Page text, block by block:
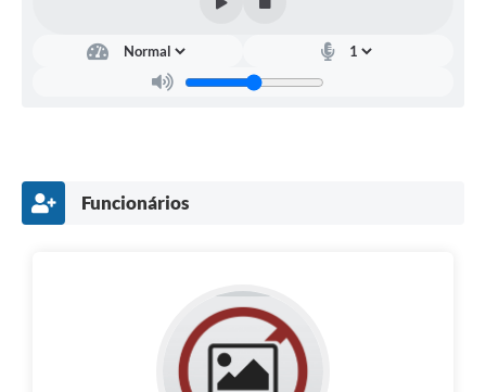
Funcionários